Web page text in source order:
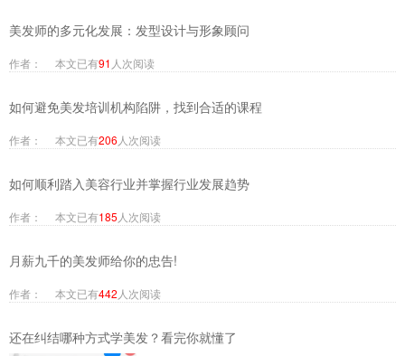
美发师的多元化发展：发型设计与形象顾问
作者： 本文已有91 人次阅读
如何避免美发培训机构陷阱，找到合适的课程
作者： 本文已有206 人次阅读
如何顺利踏入美容行业并掌握行业发展趋势
作者： 本文已有185 人次阅读
月薪九千的美发师给你的忠告!
作者： 本文已有442 人次阅读
还在纠结哪种方式学美发？看完你就懂了